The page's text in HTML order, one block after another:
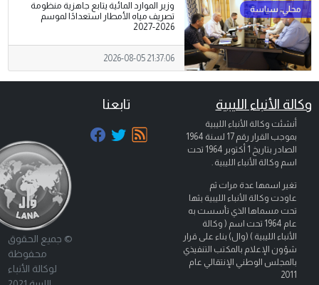
وزير الموارد المائية يتابع جاهزية منظومة
تصريف مياه الأمطار استعدادًا لموسم
2026-2027
2026-08-05 21:37:06
وكالة الأنباء الليبية
أنشئت وكالة الأنباء الليبية
بموجب القرار رقم 17 لسنة 1964
الصادر بتاريخ 1 أكتوبر 1964
تحت
اسم وكالة الأنباء الليبية .
تغير اسمها عدة مرات ثم
عاودت وكالة الأنباء الليبية بثها
تحت مسماها الذي تأسست به
عام 1964 تحت اسم ( وكالة
الأنباء الليبية ) (وال) بناء على قرار
شؤون الإعلام بالمكتب التنفيذي
بالمجلس الوطني الإنتقالي عام
2011
تابعنا
© جميع الحقوق
محفوظة
لوكالة الأنباء